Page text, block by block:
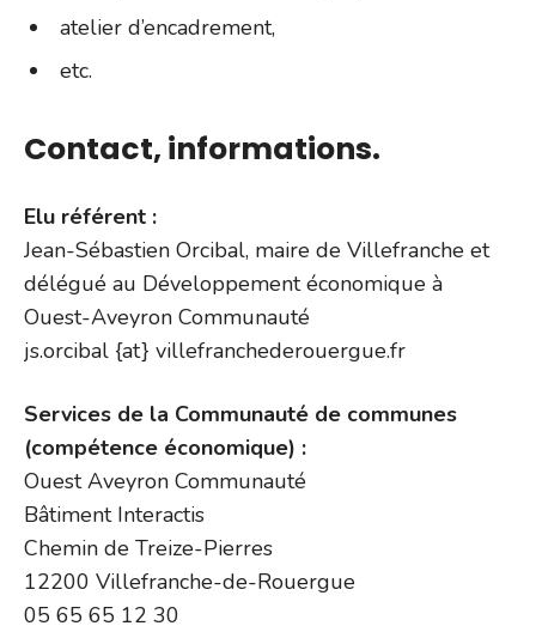
atelier d’encadrement,
etc.
Contact, informations.
Elu référent :
Jean-Sébastien Orcibal, maire de Villefranche et
délégué au Développement économique à
Ouest-Aveyron Communauté
js.orcibal {at} villefranchederouergue.fr
Services de la Communauté de communes
(compétence économique) :
Ouest Aveyron Communauté
Bâtiment Interactis
Chemin de Treize-Pierres
12200 Villefranche-de-Rouergue
05 65 65 12 30